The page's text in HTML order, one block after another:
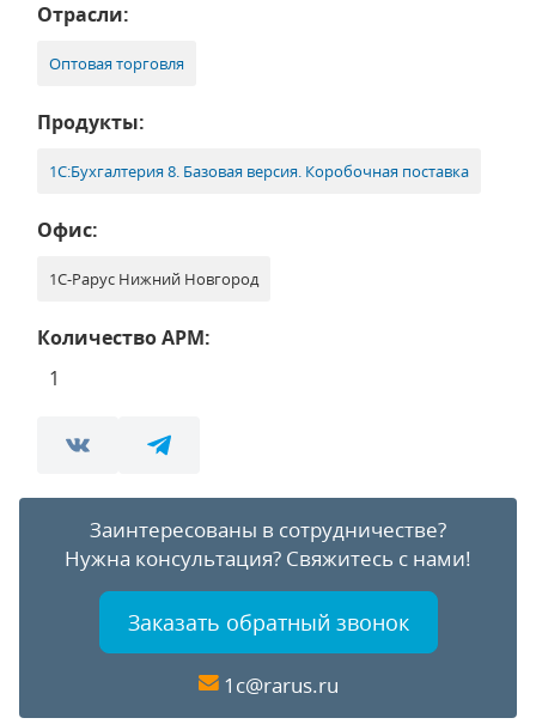
Отрасли:
Оптовая торговля
Продукты:
1С:Бухгалтерия 8. Базовая версия. Коробочная поставка
Офис:
1С-Рарус Нижний Новгород
Количество АРМ:
1
Заинтересованы в сотрудничестве?
Нужна консультация? Свяжитесь с нами!
Заказать обратный звонок
1c@rarus.ru